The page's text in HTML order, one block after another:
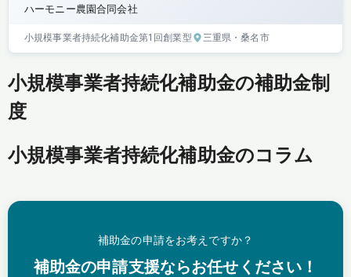
ハーモニー農園合同会社
小規模事業者持続化補助金第1回創業型 三重県 ・桑名市
小規模事業者持続化補助金の補助金制
度
小規模事業者持続化補助金のコラム
補助金の申請をお考えですか？
補助金の申請支援ならお任せください！